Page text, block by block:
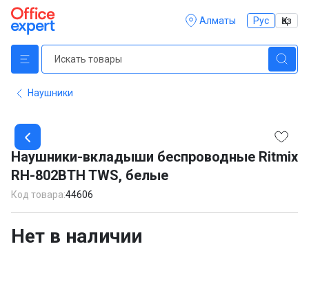
Алматы Рус Қаз
Наушники
Item
1
of
1
Наушники-вкладыши беспроводные Ritmix
RH-802BTH TWS, белые
Код товара:44606
Нет в наличии